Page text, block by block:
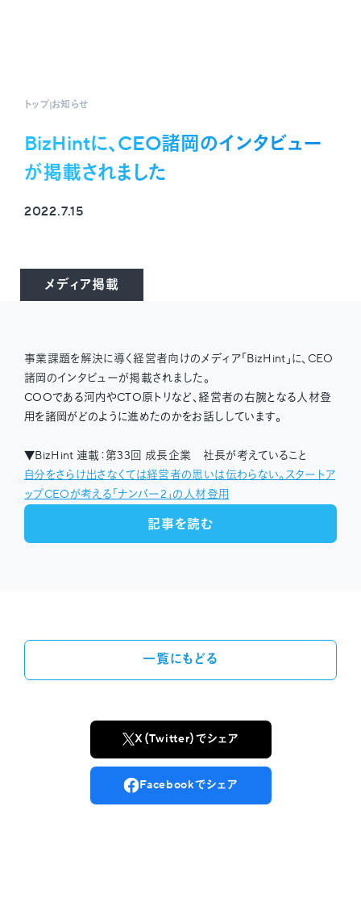
トップお知らせ
BizHintに、CEO諸岡のインタビュー
が掲載されました
2022.7.15
メディア掲載
事業課題を解決に導く経営者向けのメディア「BizHint」に、CEO
諸岡のインタビューが掲載されました。
COOである河内やCTO原トリなど、経営者の右腕となる人材登
用を諸岡がどのように進めたのかをお話ししています。
▼BizHint 連載：第33回 成長企業 社長が考えていること
自分をさらけ出さなくては経営者の思いは伝わらない。スタートア
ップCEOが考える「ナンバー2」の人材登用
記事を読む
一覧にもどる
X（Twitter）でシェア
Facebookでシェア